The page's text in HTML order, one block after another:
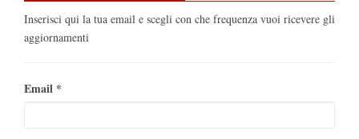
Inserisci qui la tua email e scegli con che frequenza vuoi ricevere gli
aggiornamenti
Email *